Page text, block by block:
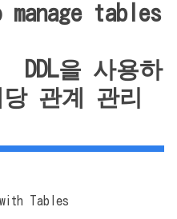
manage tables
을 사용하
관계 관리
Tables